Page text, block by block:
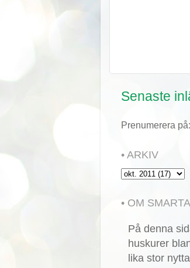
Senaste
Prenumerera på:
• ARKIV
• OM
På denna
huskurer
lika stor